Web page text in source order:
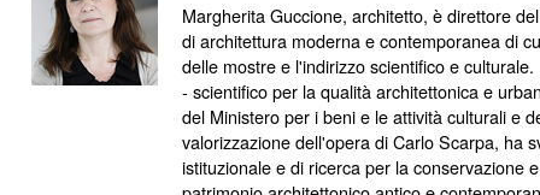
Margherita Guccione, architetto, è direttore
di architettura moderna e contemporanea di
delle mostre e l'indirizzo scientifico e
- scientifico per la qualità architettonica e
del Ministero per i beni e le attività culturali e
valorizzazione dell'opera di Carlo Scarpa, ha
istituzionale e di ricerca per la conservazione